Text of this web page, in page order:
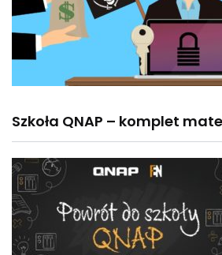
Szkoła QNAP – komplet